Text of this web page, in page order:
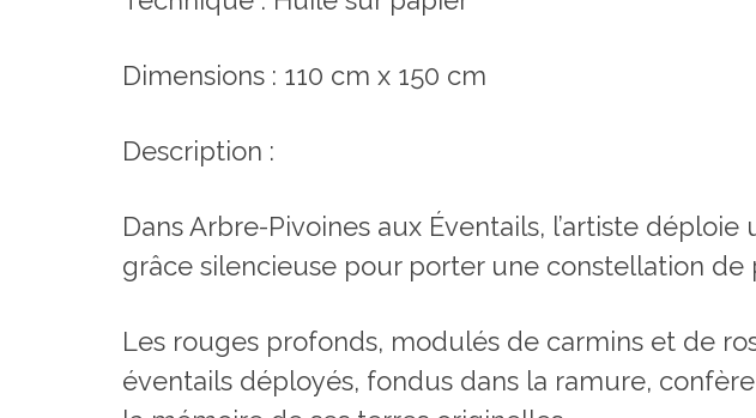
Dimensions : 110 cm x 150 cm
Description :
Dans Arbre-Pivoines aux Éventails, l’artiste
grâce silencieuse pour porter une constellation de
Les rouges profonds, modulés de carmins et de
éventails déployés, fondus dans la ramure,